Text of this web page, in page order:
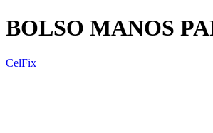
BOLSO MANOS
CelFix